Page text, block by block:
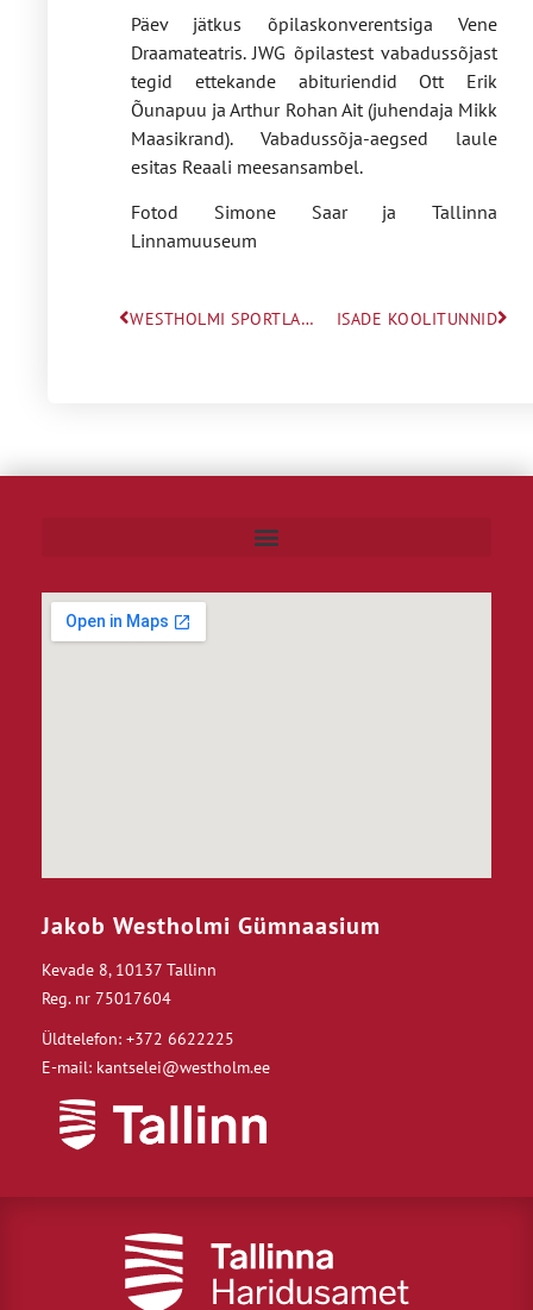
Päev jätkus õpilaskonverentsiga Vene
Draamateatris. JWG õpilastest vabadussõjast
tegid ettekande abituriendid Ott Erik
Õunapuu ja Arthur Rohan Ait (juhendaja Mikk
Maasikrand). Vabadussõja-aegsed laule
esitas Reaali meesansambel.
Fotod Simone Saar ja Tallinna
Linnamuuseum
WESTHOLMI SPORTLASTE EDUKAS SÜGIS! ISADE KOOLITUNNID
Jakob Westholmi Gümnaasium
Kevade 8, 10137 Tallinn
Reg. nr 75017604
Üldtelefon: +372 6622225
E-mail: kantselei@westholm.ee